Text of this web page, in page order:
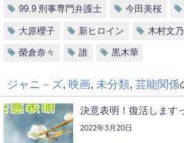
99.9 刑事専門弁護士 今田美桜
大原櫻子 新ヒロイン 木村文乃
榮倉奈々 誰 黒木華
ジャニ－ズ, 映画, 未分類, 芸能関係
決意表明！復活します
2022年3月20日